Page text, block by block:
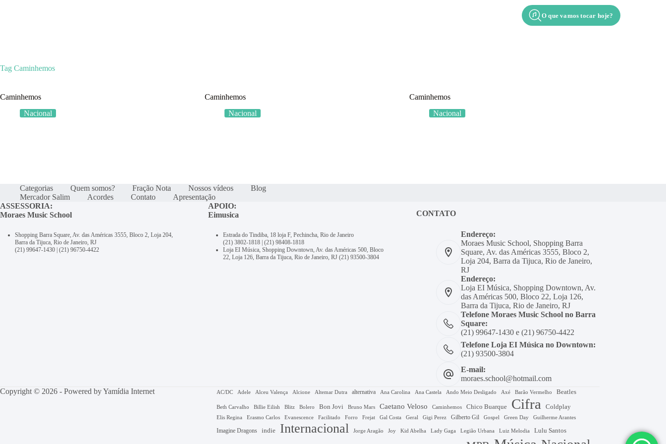
O que vamos tocar hoje?
Tag Caminhemos
Caminhemos
Nacional
Caminhemos
Nacional
Caminhemos
Nacional
Categorias Quem somos? Fração Nota Nossos vídeos
Blog
Mercador Salim
Acordes Contato
Apresentação
ASSESSORIA:
Moraes Music School
Shopping Barra Square, Av. das Américas 3555, Bloco 2, Loja 204,
Barra da Tijuca, Rio de Janeiro, RJ
(21) 99647-1430 | (21) 96750-4422
APOIO:
Eimusica
Estrada do Tindiba, 18 loja F, Pechincha, Rio de Janeiro
(21) 3802-1818| (21) 98408-1818
Loja EI Música, Shopping Downtown, Av. das Américas 500, Bloco
22, Loja 126, Barra da Tijuca, Rio de Janeiro, RJ (21) 93500-3804
CONTATO
Endereço:
Moraes Music School, Shopping Barra
Square, Av. das Américas 3555, Bloco 2,
Loja 204, Barra da Tijuca, Rio de Janeiro,
RJ
Endereço:
Loja EI Música, Shopping Downtown, Av.
das Américas 500, Bloco 22, Loja 126,
Barra da Tijuca, Rio de Janeiro, RJ
Telefone Moraes Music School no Barra
Square:
(21) 99647-1430 e (21) 96750-4422
Telefone Loja EI Música no Downtown:
(21) 93500-3804
E-mail:
moraes.school@hotmail.com
Copyright © 2026 - Powered byYamídia Internet AC/DC Adele Alceu Valença Alcione Altemar Dutra alternativa Ana Carolina Ana Castela Ando Meio Desligado Axé Barão Vermelho Beatles
Beth Carvalho Billie Eilish Blitz Bolero Bon Jovi Bruno Mars Caetano Veloso Caminhemos Chico Buarque Cifra Coldplay
Elis Regina Erasmo Carlos Evanescence Facilitado Forro Frejat Gal Costa Geral Gigi Perez Gilberto Gil Gospel Green Day Guilherme Arantes
Imagine Dragons indie Internacional Jorge Aragão Joy Kid Abelha Lady Gaga Legião Urbana Luiz Melodia Lulu Santos